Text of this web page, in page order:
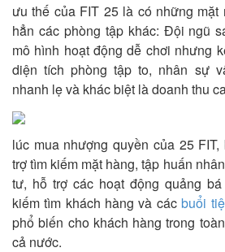
ưu thế của FIT 25 là có những mặt
hẳn các phòng tập khác: Đội ngũ
mô hình hoạt động dễ chơi nhưng
diện tích phòng tập to, nhân sự
nhanh lẹ và khác biệt là doanh thu
lúc mua nhượng quyền của 25
trợ tìm kiếm mặt hàng, tập huấn
tư, hỗ trợ các hoạt động quảng
kiếm tìm khách hàng và cácbuổi
phổ biến cho khách hàng trong
cả nước.